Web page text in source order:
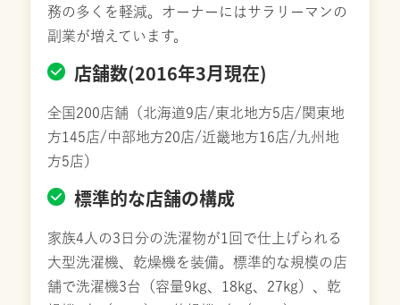
務の多くを軽減。オーナーにはサラリーマンの
副業が増えています。
店舗数(2016年3月現在)
全国200店舗（北海道9店/東北地方5店/関東地
方145店/中部地方20店/近畿地方16店/九州地
方5店）
標準的な店舗の構成
家族4人の3日分の洗濯物が1回で仕上げられる
大型洗濯機、乾燥機を装備。標準的な規模の店
舗で洗濯機3台（容量9kg、18kg、27kg）、乾